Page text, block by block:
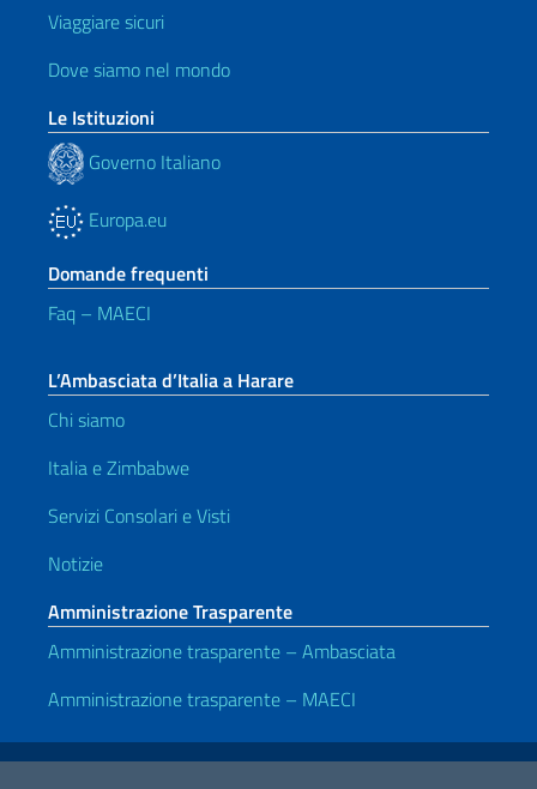
Viaggiare sicuri
Dove siamo nel mondo
Le Istituzioni
Governo Italiano
Europa.eu
Domande frequenti
Faq – MAECI
L’Ambasciata d’Italia a Harare
Chi siamo
Italia e Zimbabwe
Servizi Consolari e Visti
Notizie
Amministrazione Trasparente
Amministrazione trasparente – Ambasciata
Amministrazione trasparente – MAECI
Link Utili